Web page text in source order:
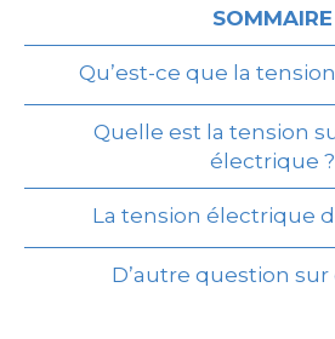
SOMMAIRE
Qu’est-ce que la
Quelle est la tension
électrique ?
La tension électrique
D’autre question sur